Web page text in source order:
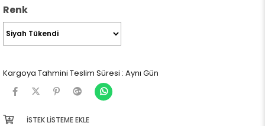
Renk
Kargoya Tahmini Teslim Süresi : Aynı Gün
İSTEK LISTEME EKLE